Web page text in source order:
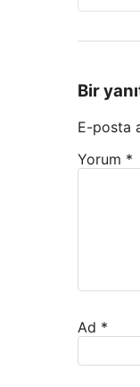
Bir
E-posta
Yorum *
Ad *